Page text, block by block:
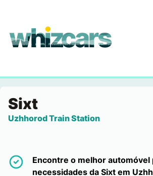
whizcars.com
Sixt
Uzhhorod Train Station
Encontre o melhor automóvel
necessidades da Sixt em